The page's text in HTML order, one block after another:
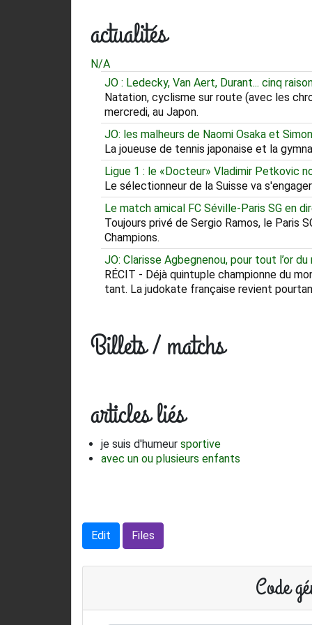
actualités
N/A
JO : Ledecky, Van Aert, Durant... cinq
Natation, cyclisme sur route (avec les
mercredi, au Japon.
JO: les malheurs de Naomi Osaka et
La joueuse de tennis japonaise et la
Ligue 1 : le «Docteur» Vladimir Petkovic
Le sélectionneur de la Suisse va
Le match amical FC Séville-Paris SG en
Toujours privé de Sergio Ramos, le Paris
Champions.
JO: Clarisse Agbegnenou, pour tout l’or du
RÉCIT - Déjà quintuple championne du
tant. La judokate française revient
Billets / matchs
articles liés
je suis d'humeur sportive
avec un ou plusieurs enfants
Edit Files
Code